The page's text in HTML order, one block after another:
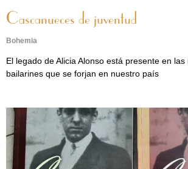
Cascanueces de juventud
Bohemia
El legado de Alicia Alonso está presente en
bailarines que se forjan en nuestro país